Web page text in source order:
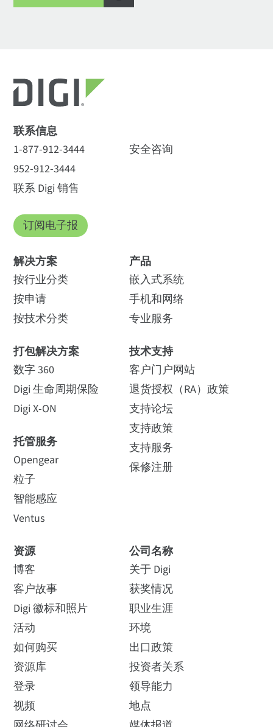
联系信息
1-877-912-3444
952-912-3444
联系 Digi 销售
安全咨询
订阅电子报
解决方案
按行业分类
按申请
按技术分类
打包解决方案
数字 360
Digi 生命周期保险
Digi X-ON
托管服务
Opengear
粒子
智能感应
Ventus
产品
嵌入式系统
手机和网络
专业服务
技术支持
客户门户网站
退货授权（RA）政策
支持论坛
支持政策
支持服务
保修注册
资源
博客
客户故事
Digi 徽标和照片
活动
如何购买
资源库
登录
视频
公司名称
关于 Digi
获奖情况
职业生涯
环境
出口政策
投资者关系
领导能力
地点